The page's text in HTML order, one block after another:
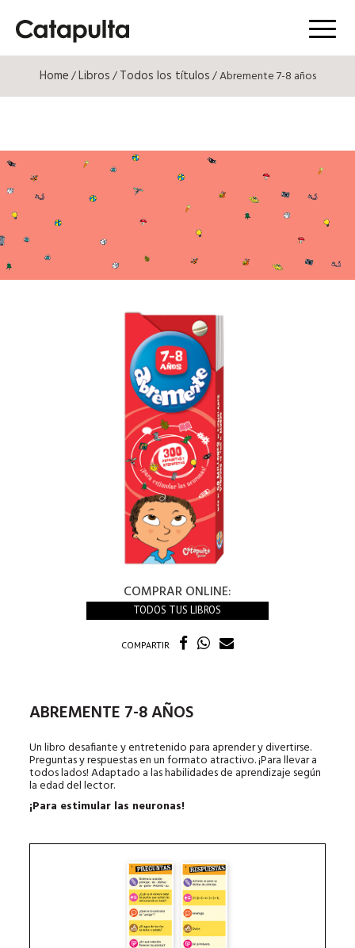
Menú
Home/Libros/Todos los títulos/ Abremente 7-8 años
COMPRAR ONLINE:
TODOS TUS LIBROS
COMPARTIR
ABREMENTE 7-8 AÑOS
Un libro desafiante y entretenido para aprender y divertirse.
Preguntas y respuestas en un formato atractivo. ¡Para llevar a
todos lados! Adaptado a las habilidades de aprendizaje según
la edad del lector.
¡Para estimular las neuronas!